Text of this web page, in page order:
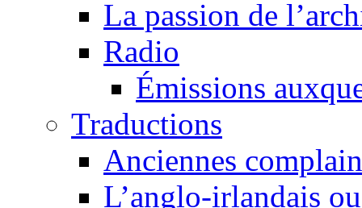
La passion de
Radio
Émissions
Traductions
Anciennes
L’anglo-irlandais